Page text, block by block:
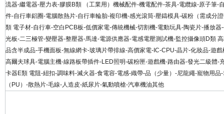
流器-繼電器-壓力表-膠膜B類 （工業用）機械配件-機電配件-茶具-電纜線-原子筆-
件-自行車鋁圈-電腦散熱片-自行車輪胎-複印機-感光滾筒-壓鑄模具-碳粉（需成分
類 電子材-自行車-空白PCB板-低價家電-傳統機械-切割機-電動玩具-陶瓷片-播放器
光板-二三極管-變壓器-整壓器-馬達-電源供應器-電感電壓測試機-監控攝像頭D類
品含半成品-手機面板-無線網卡-玻璃片帶排線-高價家電-IC-CPU-晶片-化妝品-遊戲
高爾夫球具-電腦主機-線路板帶插件-LED照明-碳粉匣-遊戲機-路由器-發光二級體-
卡器E類 電阻-紐扣-調味料-滅火器-食電容-電感-織帶-品（少量）-尼龍繩-寵物用品
（PU）-散熱片-毛線-人造皮-紙尿片-氣動噴槍-汽車機油其他